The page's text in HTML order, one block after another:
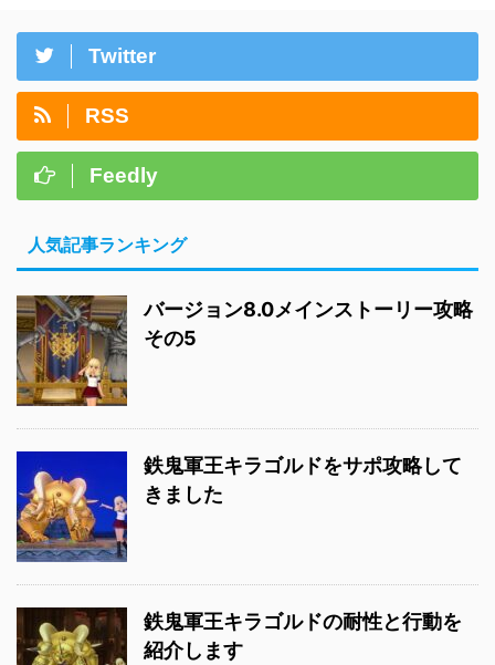
Twitter
RSS
Feedly
人気記事ランキング
バージョン8.0メインストーリー攻略
その5
鉄鬼軍王キラゴルドをサポ攻略して
きました
鉄鬼軍王キラゴルドの耐性と行動を
紹介します